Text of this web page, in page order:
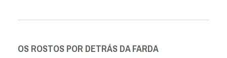
OS ROSTOS POR DETRÁS DA FARDA